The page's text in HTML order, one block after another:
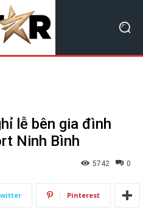
lễ bên gia đình
Ninh Bình
0
5742
Pinterest